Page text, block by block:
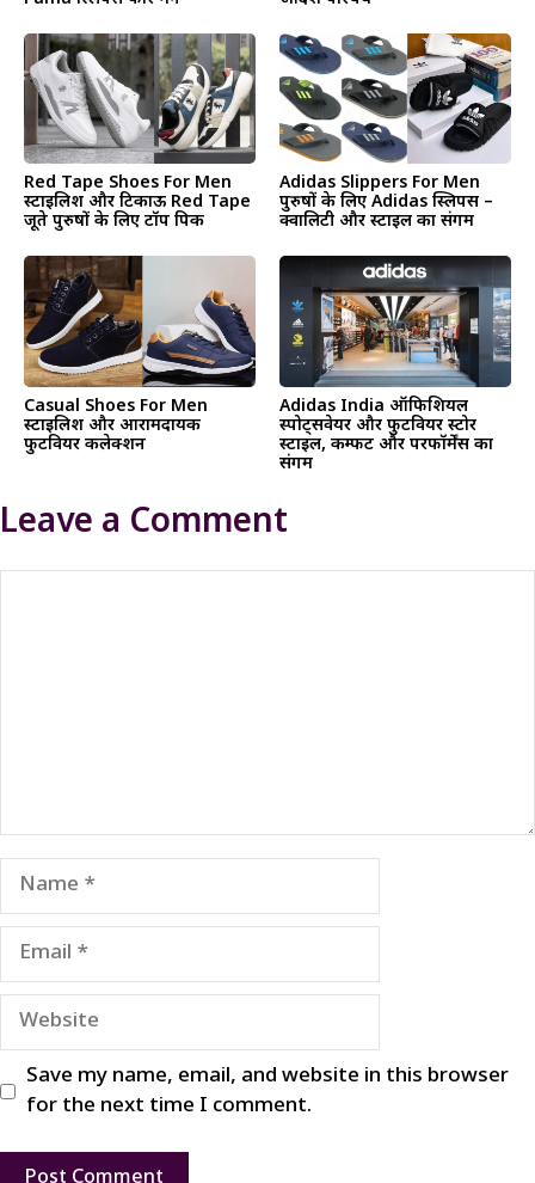
Red Tape Shoes For Men
स्टाइलिश और टिकाऊ Red Tape
जूते पुरुषों के लिए टॉप पिक
Adidas Slippers For Men
पुरुषों के लिए Adidas स्लिपर्स –
क्वालिटी और स्टाइल का संगम
Casual Shoes For Men
स्टाइलिश और आरामदायक
फुटवियर कलेक्शन
Adidas India ऑफिशियल
स्पोर्ट्सवेयर और फुटवियर स्टोर
स्टाइल, कम्फर्ट और परफॉर्मेंस का
संगम
Leave a Comment
Name
Email
Website
Save my name, email, and website in this browser
for the next time I comment.